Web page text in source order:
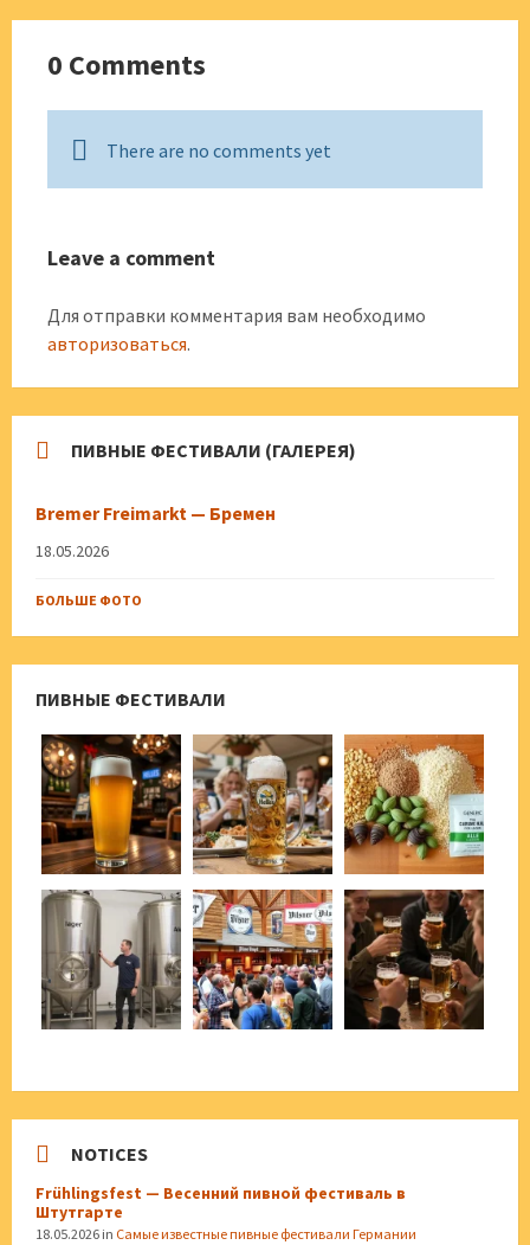
0 Comments
There are no comments yet
Leave a comment
Для отправки комментария вам необходимо
авторизоваться.
ПИВНЫЕ ФЕСТИВАЛИ (ГАЛЕРЕЯ)
Bremer Freimarkt — Бремен
18.05.2026
БОЛЬШЕ ФОТО
ПИВНЫЕ ФЕСТИВАЛИ
NOTICES
Frühlingsfest — Весенний пивной фестиваль в
Штутгарте
18.05.2026 in Самые известные пивные фестивали Германии